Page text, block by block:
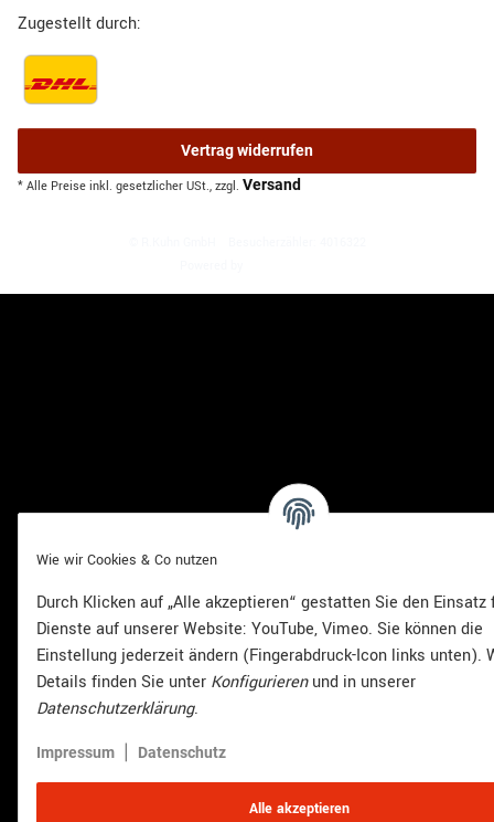
Alle akzeptieren
Wie wir Cookies & Co nutzen
Durch Klicken auf „Alle akzeptieren“ gestatten Sie den Einsatz
Dienste auf unserer Website: YouTube, Vimeo. Sie können die
Einstellung jederzeit ändern (Fingerabdruck-Icon links unten).
Details finden Sie unter Konfigurierenund in unserer
Datenschutzerklärung.
Impressum Datenschutz
Zugestellt durch:
Vertrag widerrufen
* Alle Preise inkl. gesetzlicher USt., zzgl. Versand